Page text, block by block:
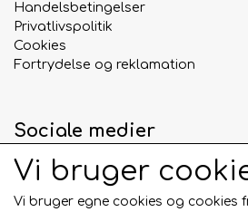
sikkert for din hund
🚫Skridsikker bagside
gulve, fødekasser og bure
✂️Kan tilpasses i størrelsen
gummibagsiden)
📏
💯Materiale: 100%
gummibelægning
Handelsbetingelser
Privatlivspolitik
Cookies
Fortrydelse og reklamation
Sociale medier
Vi bruger
Vi bruger egne cookies og cookies